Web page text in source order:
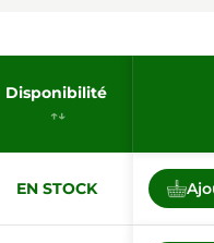
Disponibilité
EN STOCK